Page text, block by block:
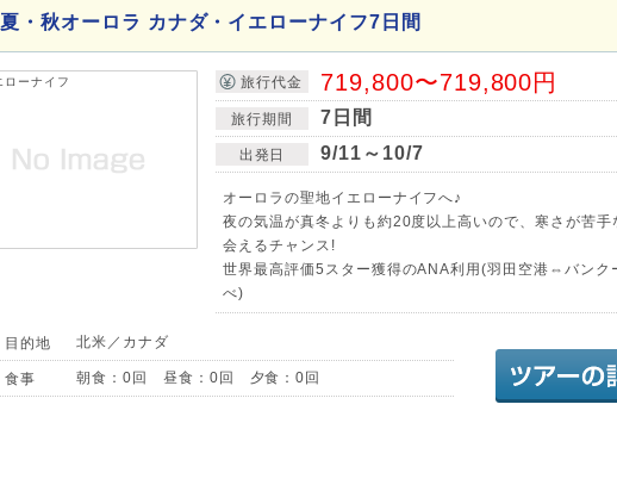
・秋オーロラ カナダ・イエローナイフ7日間
旅行代金 719,800〜719,800円
旅行期間 7日間
出発日 9/11～10/7
オーロラの聖地イエローナイフへ♪
夜の気温が真冬よりも約20度以上高いので、寒さが苦手
会えるチャンス!
世界最高評価5スター獲得のANA利用(羽田空港⇔バンク
べ)
目的地 北米／カナダ
食事 朝食：0回 昼食：0回 夕食：0回